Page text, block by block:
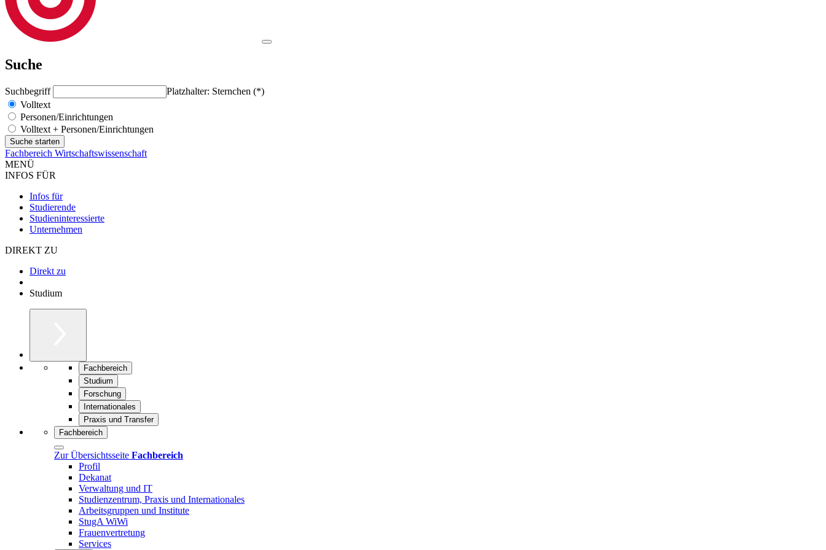
Suche
Suchbegriff
Platzhalter: Sternchen (*)
Volltext
Personen/Einrichtungen
Volltext + Personen/Einrichtungen
Fachbereich Wirtschaftswissenschaft
MENÜ
INFOS FÜR
Infos für
Studierende
Studieninteressierte
Unternehmen
DIREKT ZU
Direkt zu
Studium
Fachbereich
Studium
Forschung
Internationales
Praxis und Transfer
Fachbereich
Zur Übersichtsseite Fachbereich
Profil
Dekanat
Verwaltung und IT
Studienzentrum, Praxis und Internationales
Arbeitsgruppen und Institute
StugA WiWi
Frauenvertretung
Services